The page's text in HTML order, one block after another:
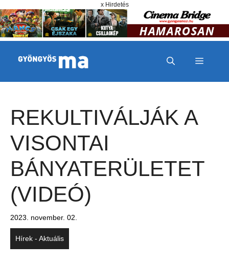
x Hirdetés
MENÜ
REKULTIVÁLJÁK A
VISONTAI
BÁNYATERÜLETET
(VIDEÓ)
2023. november. 02.
Hírek - Aktuális